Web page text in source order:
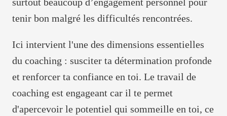
tenir bon malgré les difficultés rencontrées.
Ici intervient l'une des dimensions essentielles
du coaching : susciter ta détermination profonde
et renforcer ta confiance en toi. Le travail de
coaching est engageant car il te permet
d'apercevoir le potentiel qui sommeille en toi, ce